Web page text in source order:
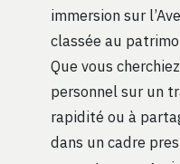
immersion sur
classée au
Que vous
personnel sur un
rapidité ou à
dans un cadre